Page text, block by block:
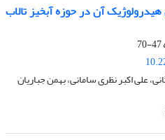
آن در حوزه آبخیز تالاب
47-70
علی اکبر نظری سامانی، بهمن جباریان